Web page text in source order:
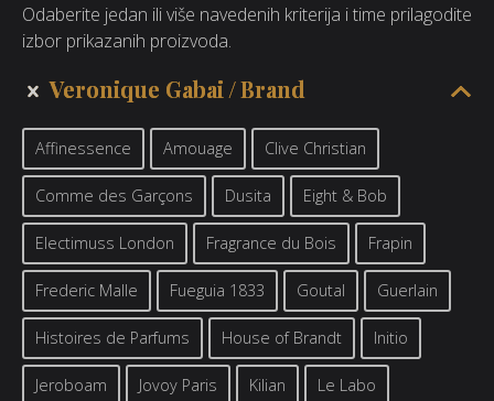
Odaberite jedan ili više navedenih kriterija i time prilagodite
izbor prikazanih proizvoda.
Veronique Gabai Brand
Affinessence Amouage Clive Christian
Comme des Garçons Dusita Eight & Bob
Electimuss London Fragrance du Bois Frapin
Frederic Malle Fueguia 1833 Goutal Guerlain
Histoires de Parfums House of Brandt Initio
Jeroboam Jovoy Paris Kilian Le Labo